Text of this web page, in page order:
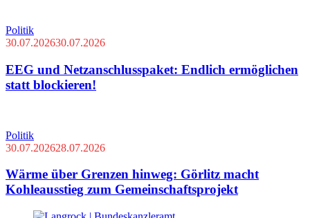
Politik
30.07.202630.07.2026
EEG und Netzanschlusspaket: Endlich ermöglichen
statt blockieren!
Politik
30.07.202628.07.2026
Wärme über Grenzen hinweg: Görlitz macht
Kohleausstieg zum Gemeinschaftsprojekt